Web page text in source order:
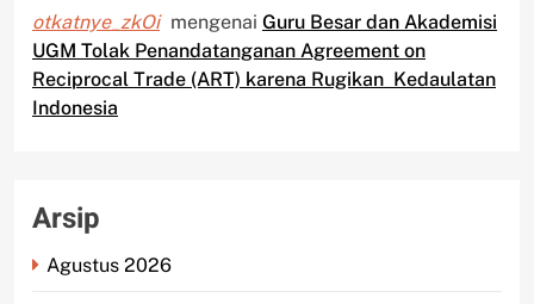
otkatnye_zkOi mengenai Guru Besar dan Akademisi
UGM Tolak Penandatanganan Agreement on
Reciprocal Trade (ART) karena Rugikan Kedaulatan
Indonesia
Arsip
Agustus 2026